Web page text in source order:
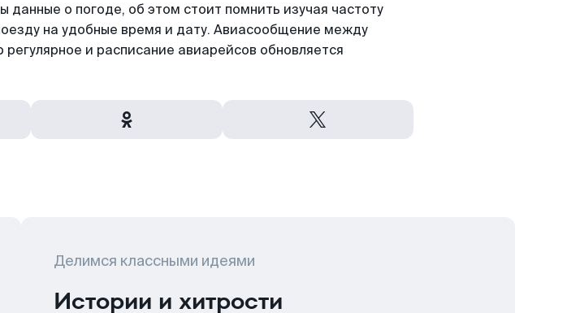
данные о погоде, об этом стоит помнить изучая частоту
на удобные время и дату. Авиасообщение между
и расписание авиарейсов обновляется
Делимся классными идеями
Истории и хитрости